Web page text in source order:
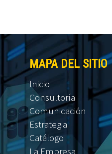
MAPA DEL SITIO
Inicio
Consultoría
Comunicación
Estrategia
Catálogo
La Empresa